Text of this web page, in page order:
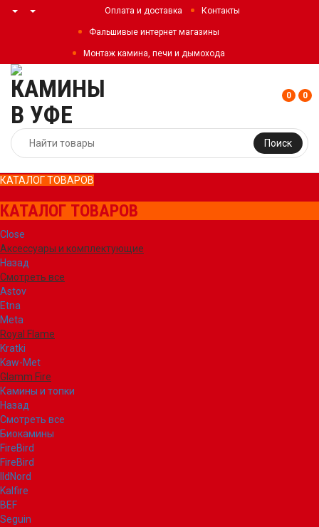
Оплата и доставка Контакты
Фальшивые интернет магазины
Монтаж камина, печи и дымохода
Поиск
0 0
КАТАЛОГ ТОВАРОВ
КАТАЛОГ ТОВАРОВ
Close
Аксессуары и комплектующие
Назад
Смотреть все
Astov
Etna
Meta
Royal Flame
Kratki
Kaw-Met
Glamm Fire
Камины и топки
Назад
Смотреть все
Биокамины
FireBird
FireBird
IldNord
Kalfire
BEF
Seguin